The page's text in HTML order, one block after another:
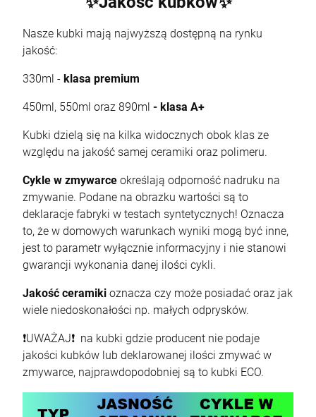
Nasze kubki mają najwyższą dostępną na rynku
jakość:
330ml - klasa premium
450ml, 550ml oraz 890ml - klasa A+
Kubki dzielą się na kilka widocznych obok klas ze
względu na jakość samej ceramiki oraz polimeru.
Cykle w zmywarce określają odporność nadruku na
zmywanie. Podane na obrazku wartości są to
deklaracje fabryki w testach syntetycznych! Oznacza
to, że w domowych warunkach wyniki mogą być inne,
jest to parametr wyłącznie informacyjny i nie stanowi
gwarancji wykonania danej ilości cykli.
Jakość ceramiki oznacza czy może posiadać oraz jak
wiele niedoskonałości np. małych odprysków.
❗UWAŻAJ❗ na kubki gdzie producent nie podaje
jakości kubków lub deklarowanej ilości zmywać w
zmywarce, najprawdopodobniej są to kubki ECO.